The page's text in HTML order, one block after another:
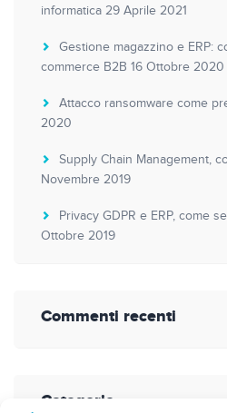
informatica 29 Aprile 2021
Gestione magazzino e ERP:
commerce B2B 16 Ottobre 2020
Attacco ransomware come
2020
Supply Chain Management,
Novembre 2019
Privacy GDPR e ERP, come
Ottobre 2019
Commenti recenti
Categorie